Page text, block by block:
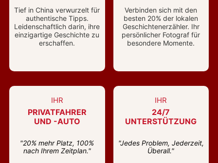
Tief in China verwurzelt für
authentische Tipps.
Leidenschaftlich darin, ihre
einzigartige Geschichte zu
erschaffen.
Verbinden sich mit den
besten 20% der lokalen
Geschichtenerzähler. Ihr
persönlicher Fotograf für
besondere Momente.
IHR
PRIVATFAHRER
UND -AUTO
"20% mehr Platz, 100%
nach Ihrem Zeitplan."
IHR
24/7
UNTERSTÜTZUNG
"Jedes Problem, Jederzeit,
Überall."